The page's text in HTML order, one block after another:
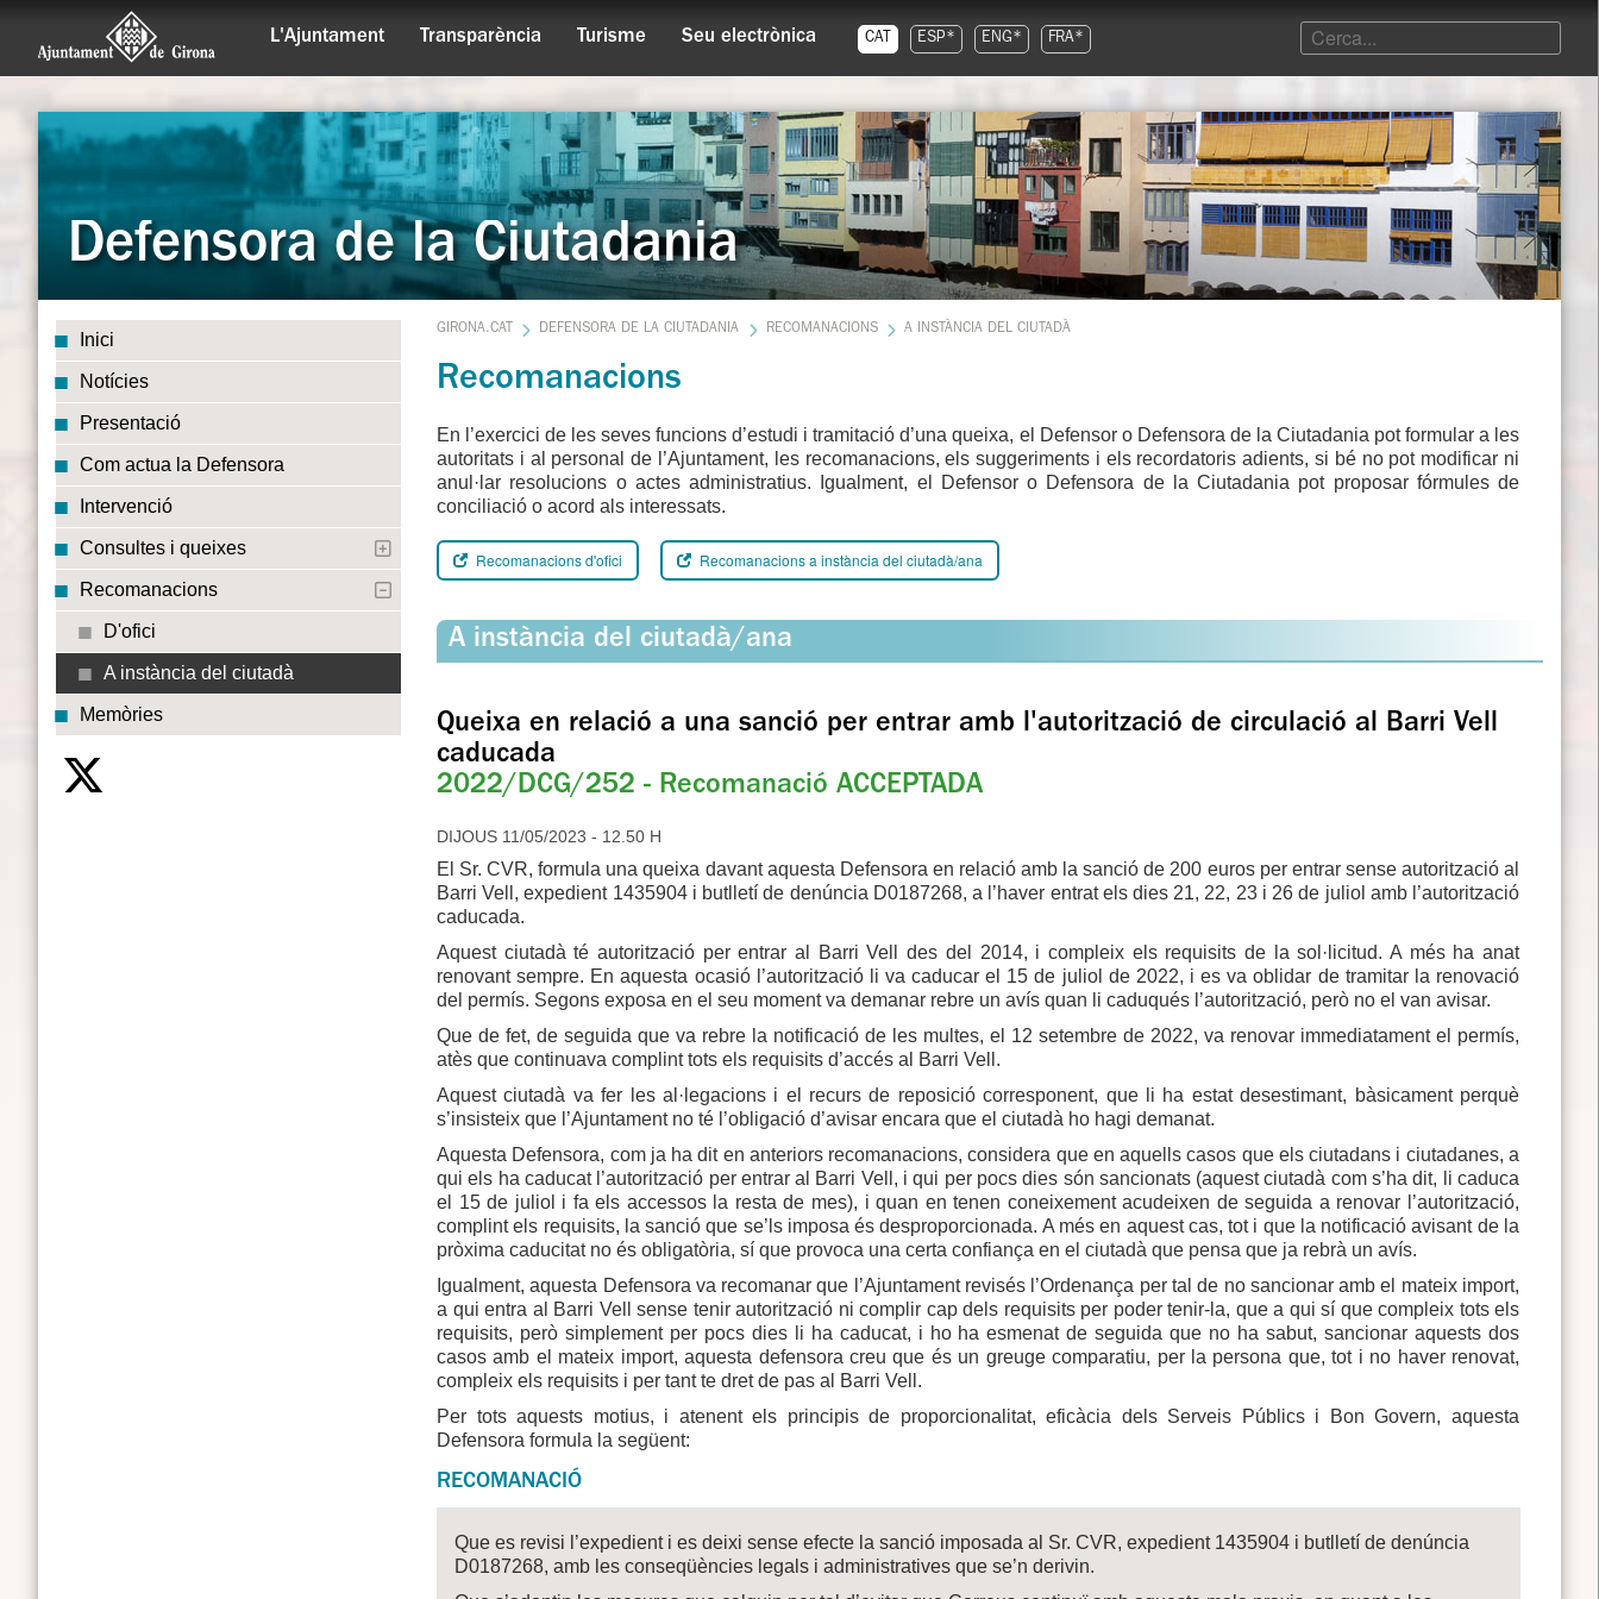
L'Ajuntament Transparència Turisme Seu electrònica CAT ESP* ENG* FRA*
Defensora de la Ciutadania
Inici
Notícies
Presentació
Com actua la Defensora
Intervenció
Consultes i queixes
Recomanacions
D'ofici
A instància del ciutadà
Memòries
GIRONA.CAT DEFENSORA DE LA CIUTADANIA RECOMANACIONS A INSTÀNCIA DEL CIUTADÀ
Recomanacions
En l’exercici de les seves funcions d’estudi i tramitació d’una queixa, el Defensor o Defensora de la Ciutadania pot formular a les
autoritats i al personal de l’Ajuntament, les recomanacions, els suggeriments i els recordatoris adients, si bé no pot modificar ni
anul·lar resolucions o actes administratius. Igualment, el Defensor o Defensora de la Ciutadania pot proposar fórmules de
conciliació o acord als interessats.
Recomanacions d'ofici Recomanacions a instància del ciutadà/ana
A instància del ciutadà/ana
Queixa en relació a una sanció per entrar amb l'autorització de circulació al Barri Vell
caducada
2022/DCG/252 - Recomanació ACCEPTADA
DIJOUS 11/05/2023 - 12.50 H
El Sr. CVR, formula una queixa davant aquesta Defensora en relació amb la sanció de 200 euros per entrar sense autorització al
Barri Vell, expedient 1435904 i butlletí de denúncia D0187268, a l’haver entrat els dies 21, 22, 23 i 26 de juliol amb l’autorització
caducada.
Aquest ciutadà té autorització per entrar al Barri Vell des del 2014, i compleix els requisits de la sol·licitud. A més ha anat
renovant sempre. En aquesta ocasió l’autorització li va caducar el 15 de juliol de 2022, i es va oblidar de tramitar la renovació
del permís. Segons exposa en el seu moment va demanar rebre un avís quan li caduqués l’autorització, però no el van avisar.
Que de fet, de seguida que va rebre la notificació de les multes, el 12 setembre de 2022, va renovar immediatament el permís,
atès que continuava complint tots els requisits d’accés al Barri Vell.
Aquest ciutadà va fer les al·legacions i el recurs de reposició corresponent, que li ha estat desestimant, bàsicament perquè
s’insisteix que l’Ajuntament no té l’obligació d’avisar encara que el ciutadà ho hagi demanat.
Aquesta Defensora, com ja ha dit en anteriors recomanacions, considera que en aquells casos que els ciutadans i ciutadanes, a
qui els ha caducat l’autorització per entrar al Barri Vell, i qui per pocs dies són sancionats (aquest ciutadà com s’ha dit, li caduca
el 15 de juliol i fa els accessos la resta de mes), i quan en tenen coneixement acudeixen de seguida a renovar l’autorització,
complint els requisits, la sanció que se’ls imposa és desproporcionada. A més en aquest cas, tot i que la notificació avisant de la
pròxima caducitat no és obligatòria, sí que provoca una certa confiança en el ciutadà que pensa que ja rebrà un avís.
Igualment, aquesta Defensora va recomanar que l’Ajuntament revisés l’Ordenança per tal de no sancionar amb el mateix import,
a qui entra al Barri Vell sense tenir autorització ni complir cap dels requisits per poder tenir-la, que a qui sí que compleix tots els
requisits, però simplement per pocs dies li ha caducat, i ho ha esmenat de seguida que no ha sabut, sancionar aquests dos
casos amb el mateix import, aquesta defensora creu que és un greuge comparatiu, per la persona que, tot i no haver renovat,
compleix els requisits i per tant te dret de pas al Barri Vell.
Per tots aquests motius, i atenent els principis de proporcionalitat, eficàcia dels Serveis Públics i Bon Govern, aquesta
Defensora formula la següent:
RECOMANACIÓ
Que es revisi l’expedient i es deixi sense efecte la sanció imposada al Sr. CVR, expedient 1435904 i butlletí de denúncia
D0187268, amb les conseqüències legals i administratives que se’n derivin.